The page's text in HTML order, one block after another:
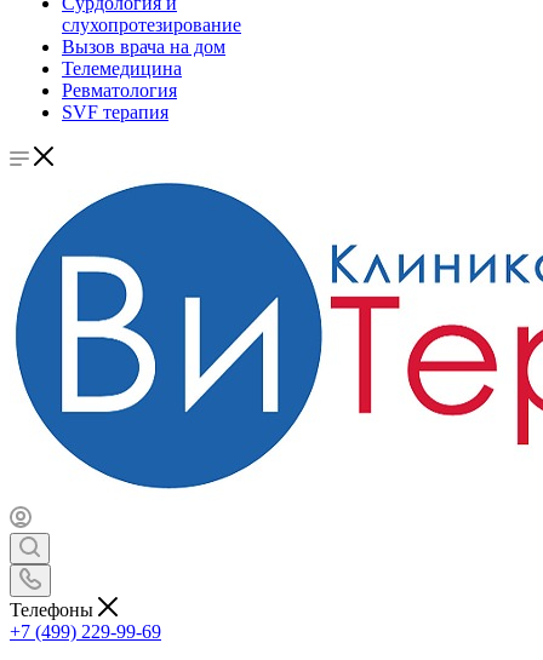
слухопротезирование
Вызов врача на дом
Телемедицина
Ревматология
SVF терапия
Телефоны
+7 (499) 229-99-69